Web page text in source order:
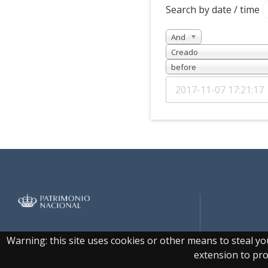
Warning: this site uses cookies or other means to steal
extension to
Search by date / time
And
Creado
before
Real Biblioteca Digital